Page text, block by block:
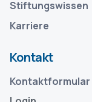
Stiftungswissen
Karriere
Kontakt
Kontaktformular